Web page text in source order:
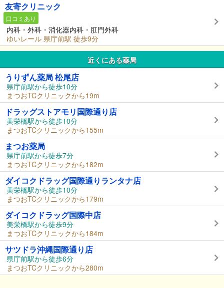
友寄クリニック
口コミあり
内科・外科・消化器内科・肛門外科
ゆいレール 県庁前駅 徒歩9分
近くにある薬局
うりずん薬局 松尾店
県庁前駅から徒歩10分
まつおTCクリニックから19m
ドラッグストアモリ国際通り店
美栄橋駅から徒歩10分
まつおTCクリニックから155m
まつお薬局
県庁前駅から徒歩7分
まつおTCクリニックから182m
ダイコクドラッグ国際通りランタナ店
美栄橋駅から徒歩10分
まつおTCクリニックから179m
ダイコクドラッグ国際中店
美栄橋駅から徒歩9分
まつおTCクリニックから184m
サツドラ沖縄国際通り店
県庁前駅から徒歩6分
まつおTCクリニックから280m